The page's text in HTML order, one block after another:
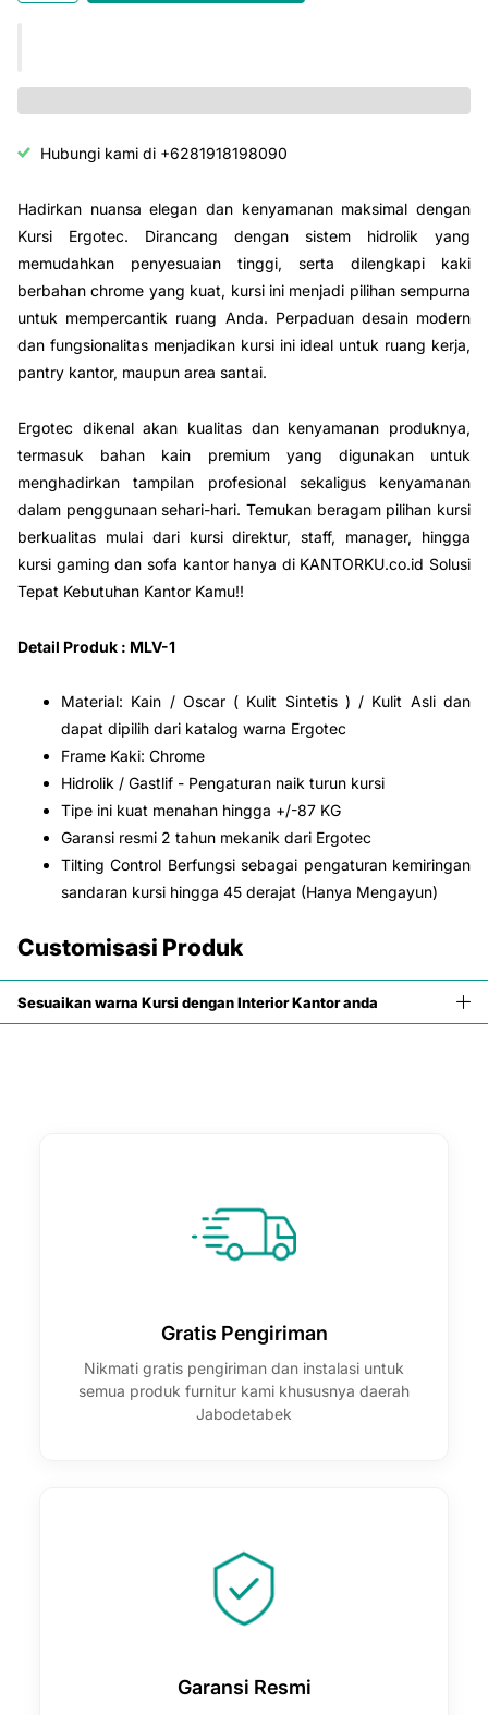
Hubungi kami di +6281918198090
Hadirkan nuansa elegan dan kenyamanan maksimal dengan
Kursi Ergotec. Dirancang dengan sistem hidrolik yang
memudahkan penyesuaian tinggi, serta dilengkapi kaki
berbahan chrome yang kuat, kursi ini menjadi pilihan sempurna
untuk mempercantik ruang Anda. Perpaduan desain modern
dan fungsionalitas menjadikan kursi ini ideal untuk ruang kerja,
pantry kantor, maupun area santai.
Ergotec dikenal akan kualitas dan kenyamanan produknya,
termasuk bahan kain premium yang digunakan untuk
menghadirkan tampilan profesional sekaligus kenyamanan
dalam penggunaan sehari-hari. Temukan beragam pilihan kursi
berkualitas mulai dari kursi direktur, staff, manager, hingga
kursi gaming dan sofa kantor hanya di KANTORKU.co.id Solusi
Tepat Kebutuhan Kantor Kamu!!
Detail Produk : MLV-1
Material: Kain / Oscar ( Kulit Sintetis ) / Kulit Asli dan
dapat dipilih dari katalog warna Ergotec
Frame Kaki: Chrome
Hidrolik / Gastlif - Pengaturan naik turun kursi
Tipe ini kuat menahan hingga +/-87 KG
Garansi resmi 2 tahun mekanik dari Ergotec
Tilting Control Berfungsi sebagai pengaturan kemiringan
sandaran kursi hingga 45 derajat (Hanya Mengayun)
Customisasi Produk
Sesuaikan warna Kursi dengan Interior Kantor anda
Gratis Pengiriman
Nikmati gratis pengiriman dan instalasi untuk
semua produk furnitur kami khususnya daerah
Jabodetabek
Garansi Resmi